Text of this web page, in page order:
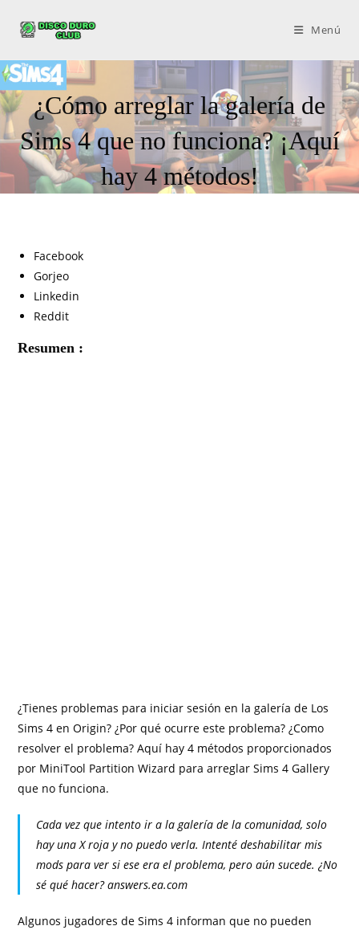
Menú
¿Cómo arreglar la galería de
Sims 4 que no funciona? ¡Aquí
hay 4 métodos!
Facebook
Gorjeo
Linkedin
Reddit
Resumen :
¿Tienes problemas para iniciar sesión en la galería de Los
Sims 4 en Origin? ¿Por qué ocurre este problema? ¿Como
resolver el problema? Aquí hay 4 métodos proporcionados
por MiniTool Partition Wizard para arreglar Sims 4 Gallery
que no funciona.
Cada vez que intento ir a la galería de la comunidad, solo
hay una X roja y no puedo verla. Intenté deshabilitar mis
mods para ver si ese era el problema, pero aún sucede. ¿No
sé qué hacer?answers.ea.com
Algunos jugadores de Sims 4 informan que no pueden